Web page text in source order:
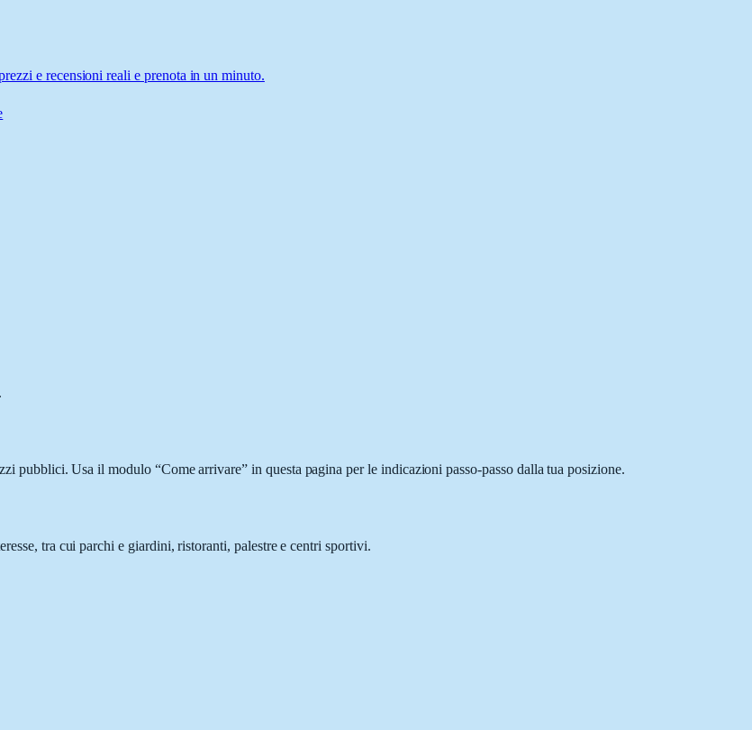
e recensioni reali e prenota in un minuto.
Usa il modulo “Come arrivare” in questa pagina per le indicazioni passo-passo dalla tua posizione.
tra cui parchi e giardini, ristoranti, palestre e centri sportivi.